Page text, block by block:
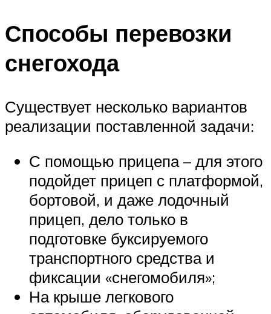
Способы перевозки
снегохода
Существует несколько вариантов
реализации поставленной задачи:
С помощью прицепа – для этого
подойдет прицеп с платформой,
бортовой, и даже лодочный
прицеп, дело только в
подготовке буксируемого
транспортного средства и
фиксации «снегомобиля»;
На крыше легкового